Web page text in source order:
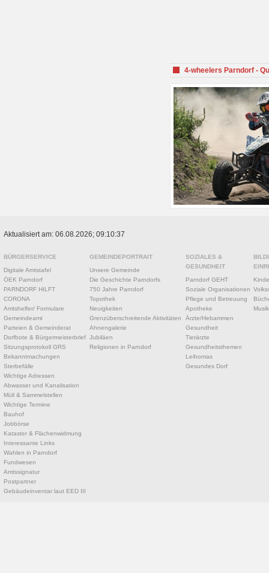
4-wheelers Parndorf -
Aktualisiert am: 06.08.2026; 09:10:37
BÜRGERSERVICE
Digitale Amtstafel
ÖEK Parndorf
PARNDORF HILFT
CORONA
Amtshelfer/ Formulare
Gemeindeamt
Parteien & Gemeinderat
Dorfbote & Bürgermeisterbrief
Sitzungsprotokoll GRS
Bekanntmachungen
Sterbefälle
Wichtige Adressen
Abwasser und Kanalisation
Müll & Sammelstellen
Wichtige Termine
Bauhof
Jobbörse
Kataster & Flächenwidmung
Interessante Links
Wahlen in Parndorf
Fundwesen
Amtssignatur
Postpartner
Gebäudeinventar laut EED III
GEMEINDEPORTRAIT
Unsere Gemeinde
Die Geschichte Parndorfs
750 Jahre Parndorf
Topothek
Neuigkeiten
Grenzüberschreitende Aktivitäten
Ahnengalerie
Jubiläen
Religionen in Parndorf
SOZIALES &
GESUNDHEIT
Parndorf GEHT
Soziale Organisationen
Pflege und Betreuung
Apotheke
Ärzte/Hebammen
Gesundheit
Tierärzte
Gesundheitsthemen
Leihomas
Gesundes Dorf